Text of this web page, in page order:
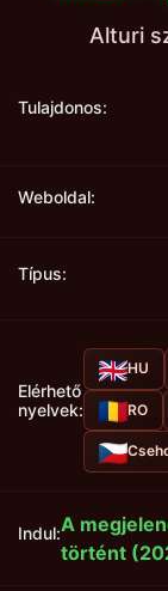
Alturi
Tulajdonos:
Weboldal:
Típus:
Elérhető
nyelvek:
HU
RO
Indul:A
történt